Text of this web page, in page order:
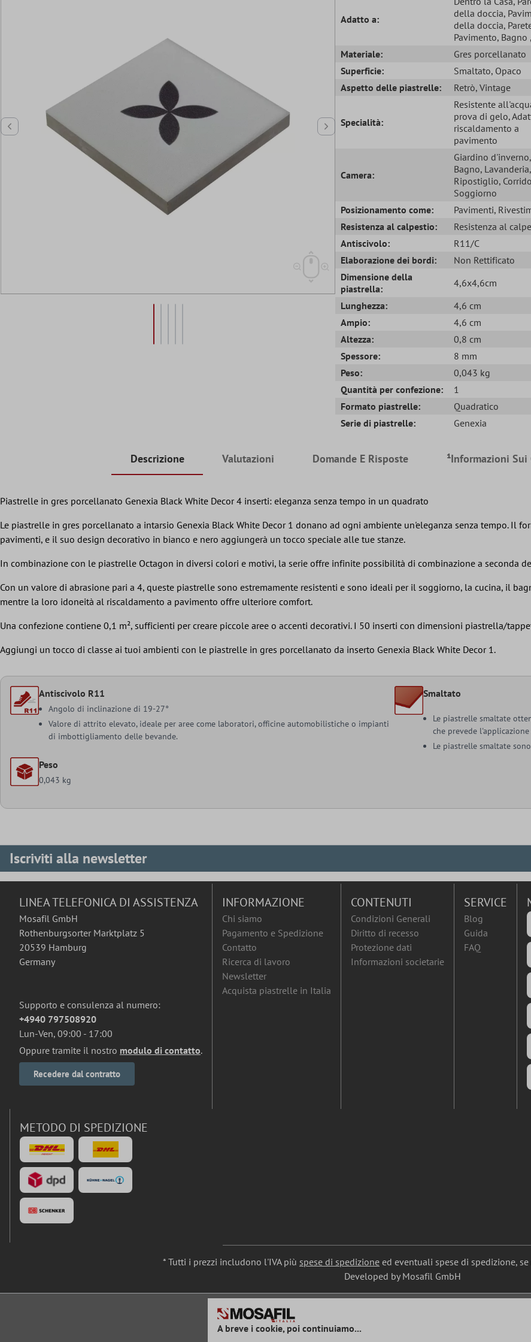
Adatto a:
della doccia,
della doccia,
Pavimento, Bagno
Materiale:
Gres porcellanato
Superficie:
Smaltato, Opaco
Aspetto delle piastrelle:
Retrò, Vintage
Specialità:
Resistente
prova di gelo,
riscaldamento a
pavimento
Camera:
Giardino d'inverno
Bagno, Lavanderia,
Ripostiglio,
Soggiorno
Posizionamento come:
Pavimenti,
Resistenza al calpestio:
Resistenza al
Antiscivolo:
R11/C
Elaborazione dei bordi:
Non Rettificato
Dimensione della
piastrella:
4,6x4,6cm
Lunghezza:
4,6 cm
Ampio:
4,6 cm
Altezza:
0,8 cm
Spessore:
8 mm
Peso:
0,043 kg
Quantità per confezione:
1
Formato piastrelle:
Quadratico
Serie di piastrelle:
Genexia
Descrizione Valutazioni Domande E Risposte ¹Informazioni Sui
Piastrelle in gres porcellanato Genexia Black White Decor 4 inserti: eleganza senza tempo in un quadrato
Le piastrelle in gres porcellanato a intarsio Genexia Black White Decor 1 donano ad ogni ambiente un'eleganza senza tempo. Il
pavimenti, e il suo design decorativo in bianco e nero aggiungerà un tocco speciale alle tue stanze.
In combinazione con le piastrelle Octagon in diversi colori e motivi, la serie offre infinite possibilità di combinazione a seconda
Con un valore di abrasione pari a 4, queste piastrelle sono estremamente resistenti e sono ideali per il soggiorno, la cucina, il
mentre la loro idoneità al riscaldamento a pavimento offre ulteriore comfort.
Una confezione contiene 0,1 m², sufficienti per creare piccole aree o accenti decorativi. I 50 inserti con dimensioni piastrella/
Aggiungi un tocco di classe ai tuoi ambienti con le piastrelle in gres porcellanato da inserto Genexia Black White Decor 1.
Antiscivolo R11
Angolo di inclinazione di 19-27°
Valore di attrito elevato, ideale per aree come laboratori, officine automobilistiche o impianti
di imbottigliamento delle bevande.
Smaltato
Le piastrelle smaltate
che prevede
Le piastrelle smaltate
Peso
0,043 kg
Iscriviti alla newsletter
LINEA TELEFONICA DI ASSISTENZA
Mosafil GmbH
Rothenburgsorter Marktplatz 5
20539 Hamburg
Germany
Supporto e consulenza al numero:
+4940 797508920
Lun-Ven, 09:00 - 17:00
Oppure tramite il nostro modulo di contatto.
Recedere dal contratto
INFORMAZIONE
Chi siamo
Pagamento e Spedizione
Contatto
Ricerca di lavoro
Newsletter
Acquista piastrelle in Italia
CONTENUTI
Condizioni Generali
Diritto di recesso
Protezione dati
Informazioni societarie
SERVICE
Blog
Guida
FAQ
METODO DI SPEDIZIONE
* Tutti i prezzi includono l'IVA più spese di spedizione ed eventuali spese di spedizione,
Developed by Mosafil GmbH
A breve i cookie, poi continuiamo...